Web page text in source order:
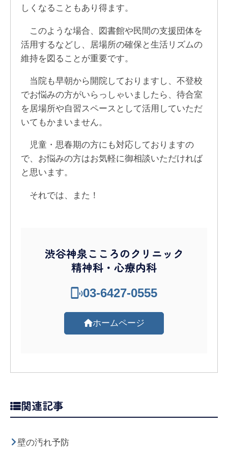
しくなることもあり得ます。
このような場合、図書館や民間の支援団体を
活用するなどし、居場所の確保と生活リズムの
維持を図ることが重要です。
当院も早朝から開院しておりますし、不登校
でお悩みの方がいらっしゃいましたら、待合室
を居場所や自習スペースとして活用していただ
いてもかまいません。
児童・思春期の方にも対応しておりますの
で、お悩みの方はお気軽に御相談いただければ
と思います。
それでは、また！
渋谷神泉こころのクリニック
精神科・心療内科
03-6427-0555
ホームページ
関連記事
壁の汚れ予防